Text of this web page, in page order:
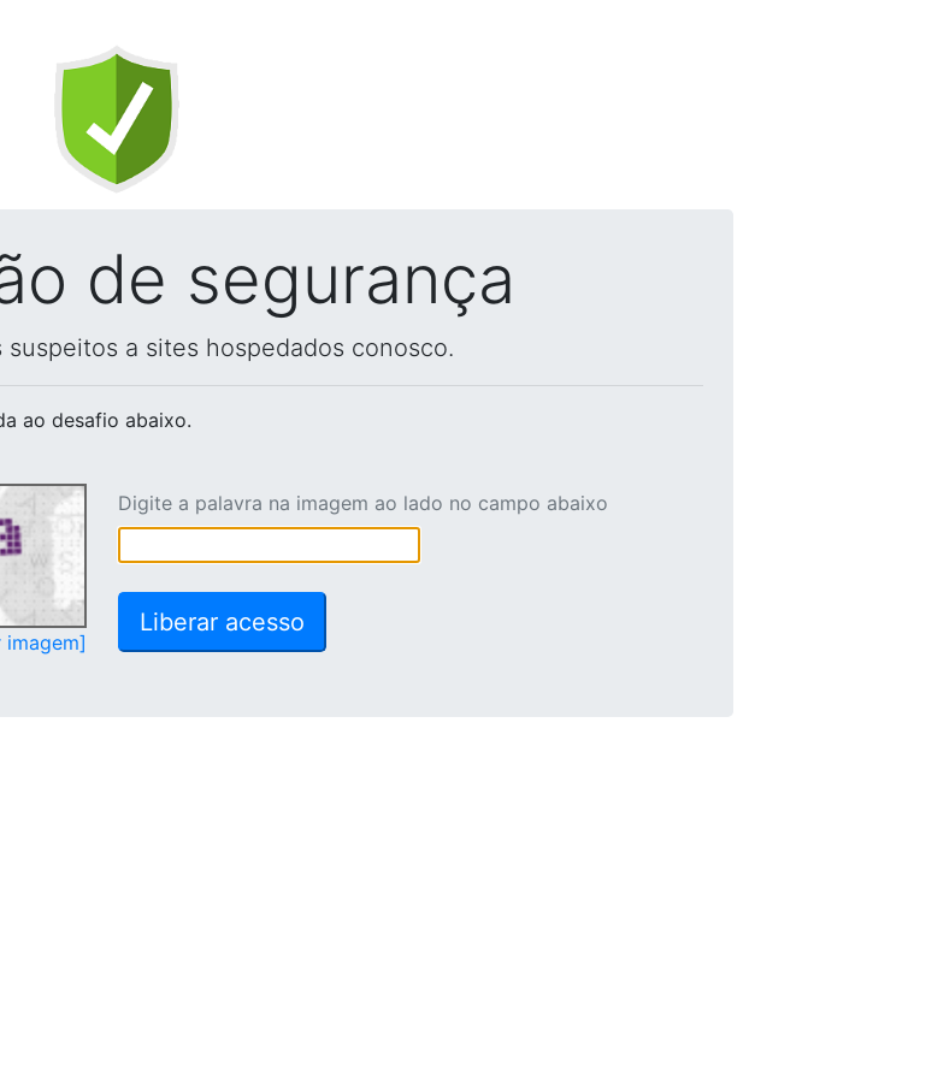
de segurança
a sites hospedados conosco.
ao desafio abaixo.
Digite a palavra na imagem ao lado no campo abaixo